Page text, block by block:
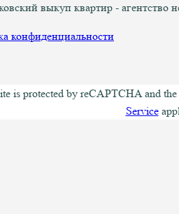
выкуп квартир - агентство
конфиденциальности
is protected by reCAPTCHA and
Service